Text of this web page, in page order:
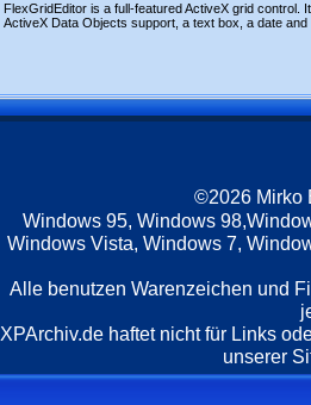
FlexGridEditor is a full-featured ActiveX grid control.
ActiveX Data Objects support, a text box, a date and
©2026 Mirko
Windows 95, Windows
Windows Vista, Windows 7,
Alle benutzen Warenzeichen und
XPArchiv.de haftet nicht für Links
unserer